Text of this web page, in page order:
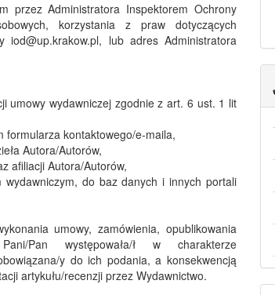
przez Administratora Inspektorem Ochrony
korzystania z praw dotyczących
lub adres Administratora
umowy wydawniczej zgodnie z art. 6 ust. 1 lit
formularza kontaktowego/e-maila,
Autora/Autorów,
afiliacji Autora/Autorów,
do baz danych i innych portali
umowy, zamówienia, opublikowania
Pan występowała/ł w charakterze
y do ich podania, a konsekwencją
artykułu/recenzji przez Wydawnictwo.